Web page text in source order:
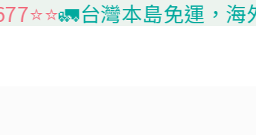
🚛台灣本島免運，海外運